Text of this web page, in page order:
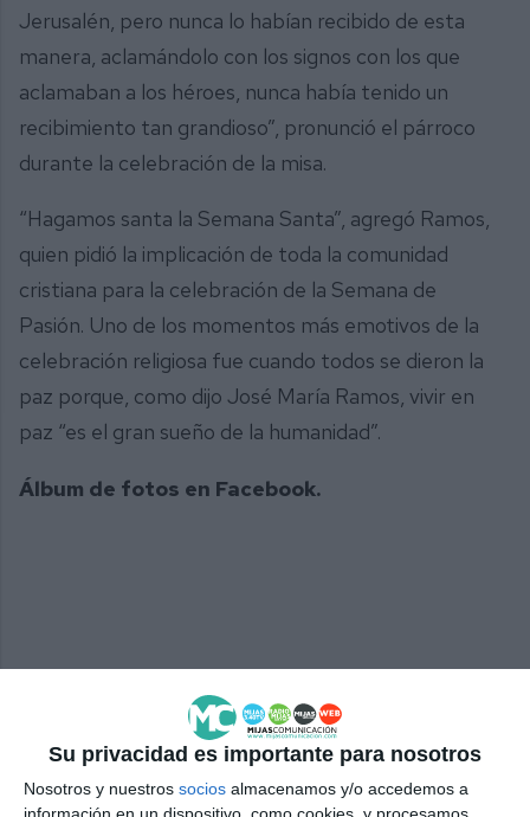
Su privacidad es importante para nosotros
Nosotros y nuestros socios almacenamos y/o accedemos a
información en un dispositivo, como cookies, y procesamos
Jerusalén, pero nunca lo habían recibido de esta
manera, aclamándolo con los signos con los que
aclamaban a los héroes, nunca había tenido un
recibimiento tan grandioso”, pronunció el párroco
durante la celebración de la misa.
“Hagamos santa la Semana Santa”, agregó Ramos,
quien pidió la implicación de toda la comunidad
cristiana para la celebración de la Semana de
Pasión. Uno de los momentos más emotivos de la
celebración religiosa fue cuando todos se dieron la
paz porque, como dijo José María Ramos, vivir en
paz “es el gran sueño de la humanidad”.
Álbum de fotos en Facebook.